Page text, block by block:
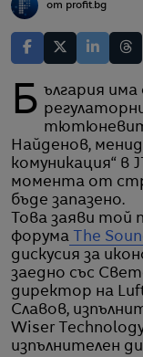
от profit.bg
България има една от най-развитите
Найденов,
комуникация“ в
момента от
бъде запазенo.
Това заяви той
форума The
дискусия за
заедно със
директор на
Славов,
Wiser
изпълнителен